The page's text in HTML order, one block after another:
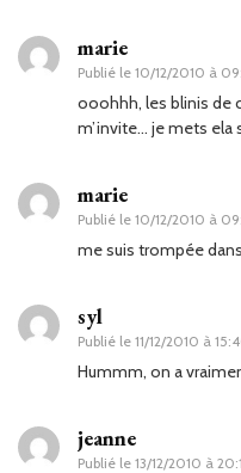
marie
Publié le 10/12/2010 à
ooohhh, les blinis de
m’invite… je mets ela
marie
Publié le 10/12/2010 à
me suis trompée
syl
Publié le 11/12/2010 à
Hummm, on a
jeanne
Publié le 13/12/2010 à